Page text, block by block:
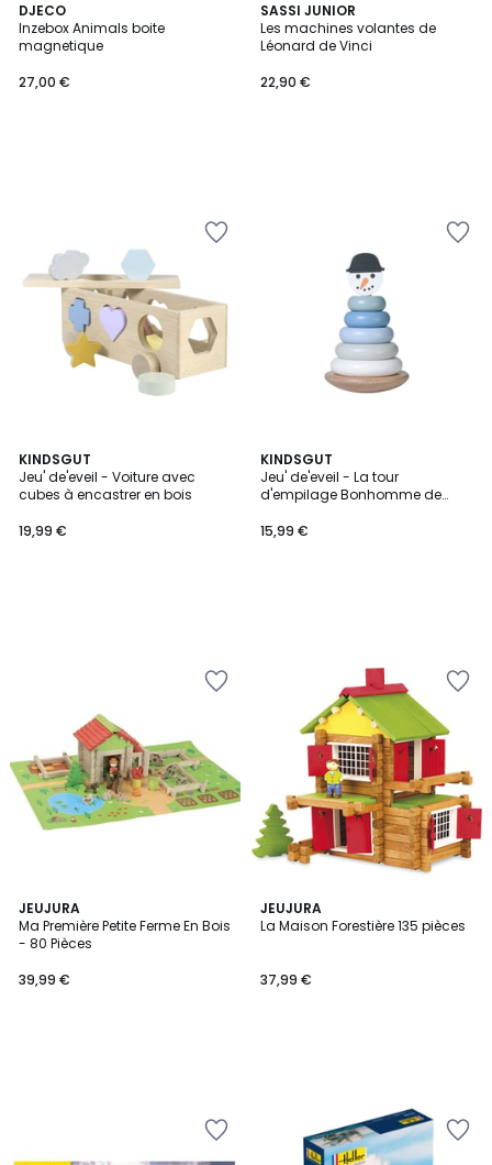
DJECO
Inzebox Animals boite
magnetique
27,00 €
SASSI JUNIOR
Les machines volantes de
Léonard de Vinci
22,90 €
KINDSGUT
Jeu' de'eveil - Voiture avec
cubes à encastrer en bois
19,99 €
KINDSGUT
Jeu' de'eveil - La tour
d'empilage Bonhomme de
15,99 €
JEUJURA
Ma Première Petite Ferme En Bois
- 80 Pièces
39,99 €
JEUJURA
La Maison Forestière 135 pièces
37,99 €